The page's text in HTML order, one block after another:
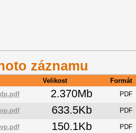
záznamu
Velikost
Formát
2.370Mb PDF
633.5Kb PDF
150.1Kb PDF